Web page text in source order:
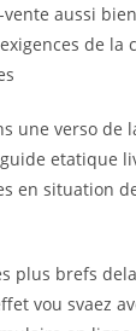
aussi
de la
une verso de
etatique
en situation
plus brefs
vou svaez